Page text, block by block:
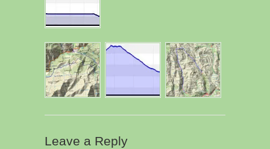
Leave a Reply